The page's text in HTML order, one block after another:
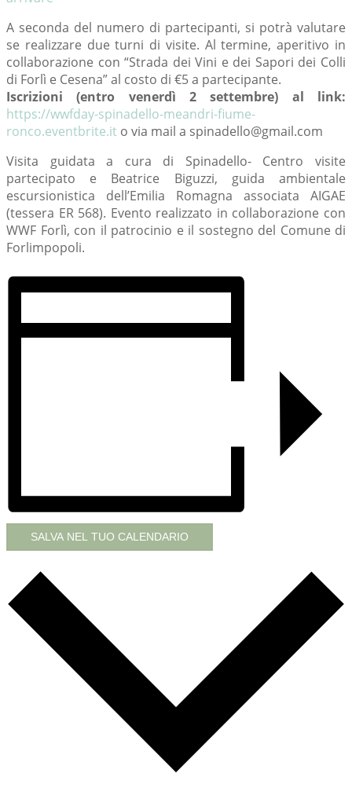
A seconda del numero di partecipanti, si potrà valutare
se realizzare due turni di visite. Al termine, aperitivo in
collaborazione con “Strada dei Vini e dei Sapori dei Colli
di Forlì e Cesena” al costo di €5 a partecipante.
Iscrizioni (entro venerdì 2 settembre) al link:
https://wwfday-spinadello-meandri-fiume-
ronco.eventbrite.it o via mail a spinadello@gmail.com
Visita guidata a cura di Spinadello- Centro visite
partecipato e Beatrice Biguzzi, guida ambientale
escursionistica dell’Emilia Romagna associata AIGAE
(tessera ER 568). Evento realizzato in collaborazione con
WWF Forlì, con il patrocinio e il sostegno del Comune di
Forlimpopoli.
SALVA NEL TUO CALENDARIO